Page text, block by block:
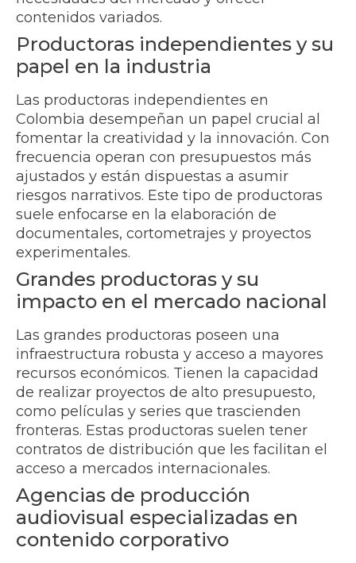
contenidos variados.
Productoras independientes y su
papel en la industria
Las productoras independientes en
Colombia desempeñan un papel crucial al
fomentar la creatividad y la innovación. Con
frecuencia operan con presupuestos más
ajustados y están dispuestas a asumir
riesgos narrativos. Este tipo de productoras
suele enfocarse en la elaboración de
documentales, cortometrajes y proyectos
experimentales.
Grandes productoras y su
impacto en el mercado nacional
Las grandes productoras poseen una
infraestructura robusta y acceso a mayores
recursos económicos. Tienen la capacidad
de realizar proyectos de alto presupuesto,
como películas y series que trascienden
fronteras. Estas productoras suelen tener
contratos de distribución que les facilitan el
acceso a mercados internacionales.
Agencias de producción
audiovisual especializadas en
contenido corporativo